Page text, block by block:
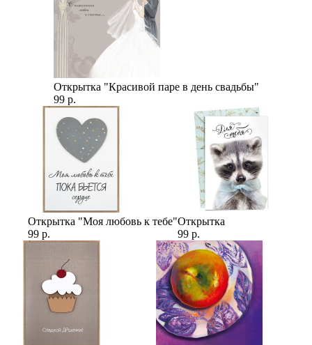
Открытка "Красивой паре в день свадьбы"
99 р.
Открытка "Моя любовь к тебе"
99 р.
Открытка
99 р.